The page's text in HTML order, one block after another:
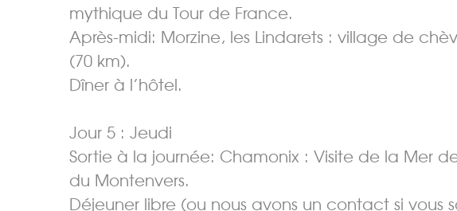
mythique du Tour de France.
Après-midi: Morzine, les Lindarets : village de
(70 km).
Dîner à l’hôtel.
Jour 5 : Jeudi
Sortie à la journée: Chamonix : Visite de la Mer
du Montenvers.
Déjeuner libre (ou nous avons un contact si vous